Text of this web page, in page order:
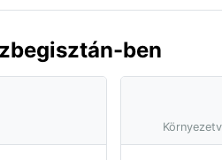
ben